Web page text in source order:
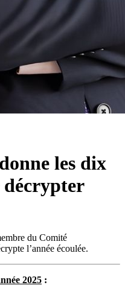
les dix
décrypter
du Comité
l’année écoulée.
2025 :